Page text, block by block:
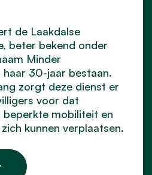
de Laakdalse
beter bekend onder
Minder
haar 30-jaar bestaan.
zorgt deze dienst er
voor dat
beperkte mobiliteit en
kunnen verplaatsen.